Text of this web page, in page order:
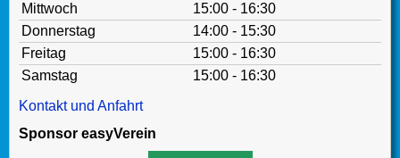
Mittwoch
15:00 - 16:30
Donnerstag
14:00 - 15:30
Freitag
15:00 - 16:30
Samstag
15:00 - 16:30
Kontakt und Anfahrt
Sponsor easyVerein